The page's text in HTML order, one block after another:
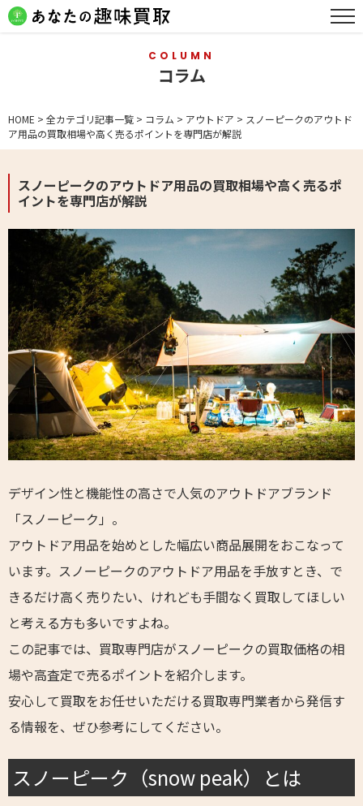
COLUMN
コラム
HOME > 全カテゴリ記事一覧 > コラム > アウトドア > スノーピークのアウトド
ア用品の買取相場や高く売るポイントを専門店が解説
スノーピークのアウトドア用品の買取相場や高く売るポ
イントを専門店が解説
デザイン性と機能性の高さで人気のアウトドアブランド
「スノーピーク」。
アウトドア用品を始めとした幅広い商品展開をおこなって
います。スノーピークのアウトドア用品を手放すとき、で
きるだけ高く売りたい、けれども手間なく買取してほしい
と考える方も多いですよね。
この記事では、買取専門店がスノーピークの買取価格の相
場や高査定で売るポイントを紹介します。
安心して買取をお任せいただける買取専門業者から発信す
る情報を、ぜひ参考にしてください。
スノーピーク（snow peak）とは